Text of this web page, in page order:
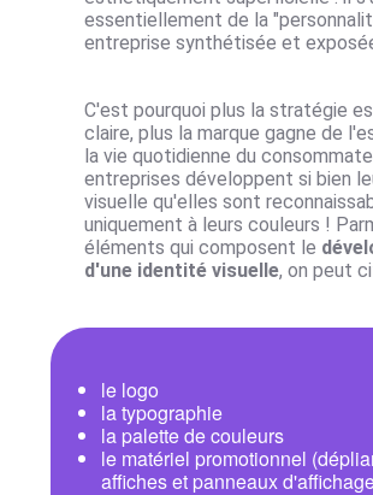
essentiellement de la
entreprise synthétisée et
C'est pourquoi plus la stratégie
claire, plus la marque gagne de
la vie quotidienne du
entreprises développent si bien
visuelle qu'elles sont
uniquement à leurs couleurs !
éléments qui composent le
d'une identité visuelle, on peut
le logo
la typographie
la palette de couleurs
le matériel promotionnel (
afficheset panneaux